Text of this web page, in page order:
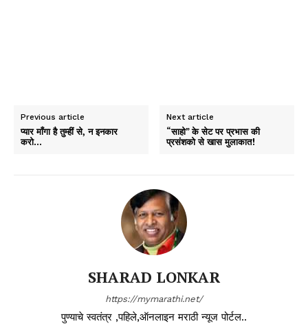
Previous article
प्यार माँगा है तुम्हीं से, न इनकार
करो…
Next article
“साहो” के सेट पर प्रभास की
प्रसंशको से खास मुलाकात!
SHARAD LONKAR
https://mymarathi.net/
पुण्याचे स्वतंत्र ,पहिले,ऑनलाइन मराठी न्यूज पोर्टल..